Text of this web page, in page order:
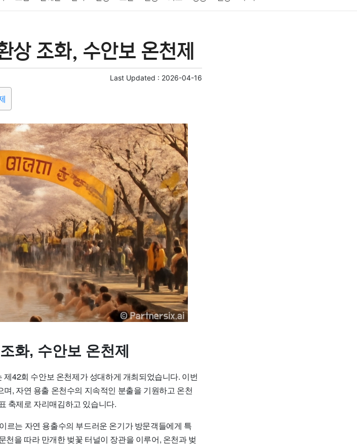
경제 마케팅 부동산 외국어 교육 교통 생활
상 조화, 수안보 온천제
Last Updated : 2026-04-16
화, 수안보 온천제
42회 수안보 온천제가 성대하게 개최되었습니다. 이번
, 자연 용출 온천수의 지속적인 분출을 기원하고 온천
축제로 자리매김하고 있습니다.
르는 자연 용출수의 부드러운 온기가 방문객들에게 특
을 따라 만개한 벚꽃 터널이 장관을 이루어, 온천과 벚